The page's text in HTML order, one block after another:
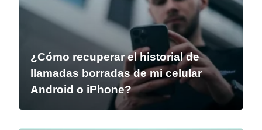
¿Cómo recuperar el historial de
llamadas borradas de mi celular
Android o iPhone?